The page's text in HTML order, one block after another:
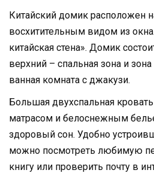
Китайский домик расположен
восхитительным видом из
китайская стена». Домик
верхний – спальная зона и
ванная комната с джакузи.
Большая двухспальная
матрасом и белоснежным
здоровый сон. Удобно
можно посмотреть любимую
книгу или проверить почту в